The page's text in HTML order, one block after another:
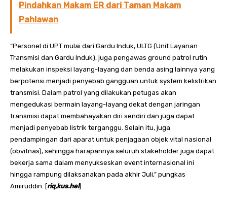
Pindahkan Makam ER dari Taman Makam
Pahlawan
“Personel di UPT mulai dari Gardu Induk, ULTG (Unit Layanan
Transmisi dan Gardu Induk), juga pengawas ground patrol rutin
melakukan inspeksi layang-layang dan benda asing lainnya yang
berpotensi menjadi penyebab gangguan untuk system kelistrikan
transmisi. Dalam patrol yang dilakukan petugas akan
mengedukasi bermain layang-layang dekat dengan jaringan
transmisi dapat membahayakan diri sendiri dan juga dapat
menjadi penyebab listrik terganggu. Selain itu, juga
pendampingan dari aparat untuk penjagaan objek vital nasional
(obvitnas), sehingga harapannya seluruh stakeholder juga dapat
bekerja sama dalam menyukseskan event internasional ini
hingga rampung dilaksanakan pada akhir Juli,” pungkas
Amiruddin. [riq,kus.hel]